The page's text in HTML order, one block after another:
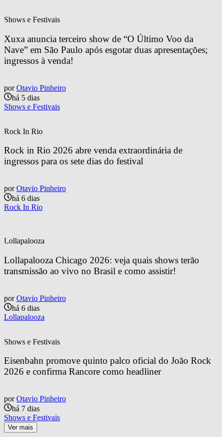
Shows e Festivais
Xuxa anuncia terceiro show de “O Último Voo da
Nave” em São Paulo após esgotar duas apresentações;
ingressos à venda!
por Otavio Pinheiro
há 5 dias
Shows e Festivais
Rock In Rio
Rock in Rio 2026 abre venda extraordinária de
ingressos para os sete dias do festival
por Otavio Pinheiro
há 6 dias
Rock In Rio
Lollapalooza
Lollapalooza Chicago 2026: veja quais shows terão
transmissão ao vivo no Brasil e como assistir!
por Otavio Pinheiro
há 6 dias
Lollapalooza
Shows e Festivais
Eisenbahn promove quinto palco oficial do João Rock
2026 e confirma Rancore como headliner
por Otavio Pinheiro
há 7 dias
Shows e Festivais
Ver mais